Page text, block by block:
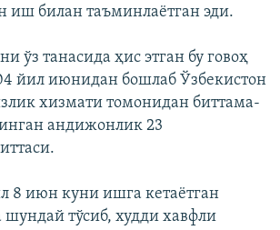
иш билан таъминлаëтган эди.
ўз танасида ҳис этган бу говоҳ
йил июнидан бошлаб Ўзбекистон
хизмати томонидан биттама-
андижонлик 23
8 июн куни ишга кетаëтган
шундай тўсиб, худди хавфли